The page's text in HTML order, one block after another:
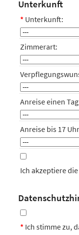
Unterkunft
* Unterkunft:
Zimmerart:
Anreise einen
Anreise bis 17
Ich akzeptiere die
* Ich stimme zu,